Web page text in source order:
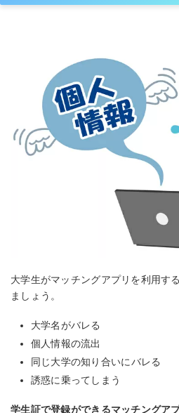
大学生がマッチングアプリを利用す
ましょう。
大学名がバレる
個人情報の流出
同じ大学の知り合いにバレる
誘惑に乗ってしまう
学生証で登録ができるマッチングア